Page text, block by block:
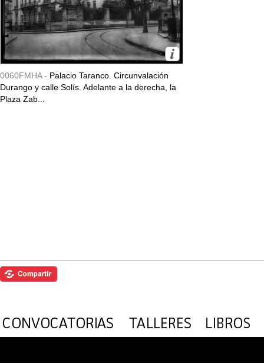
0060FMHA - Palacio Taranco. Circunvalación
Durango y calle Solís. Adelante a la derecha, la
Plaza Zab...